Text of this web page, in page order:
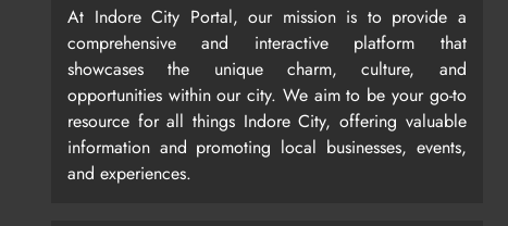
At Indore City Portal, our mission is to provide a
comprehensive and interactive platform that
showcases the unique charm, culture, and
opportunities within our city. We aim to be your go-to
resource for all things Indore City, offering valuable
information and promoting local businesses, events,
and experiences.